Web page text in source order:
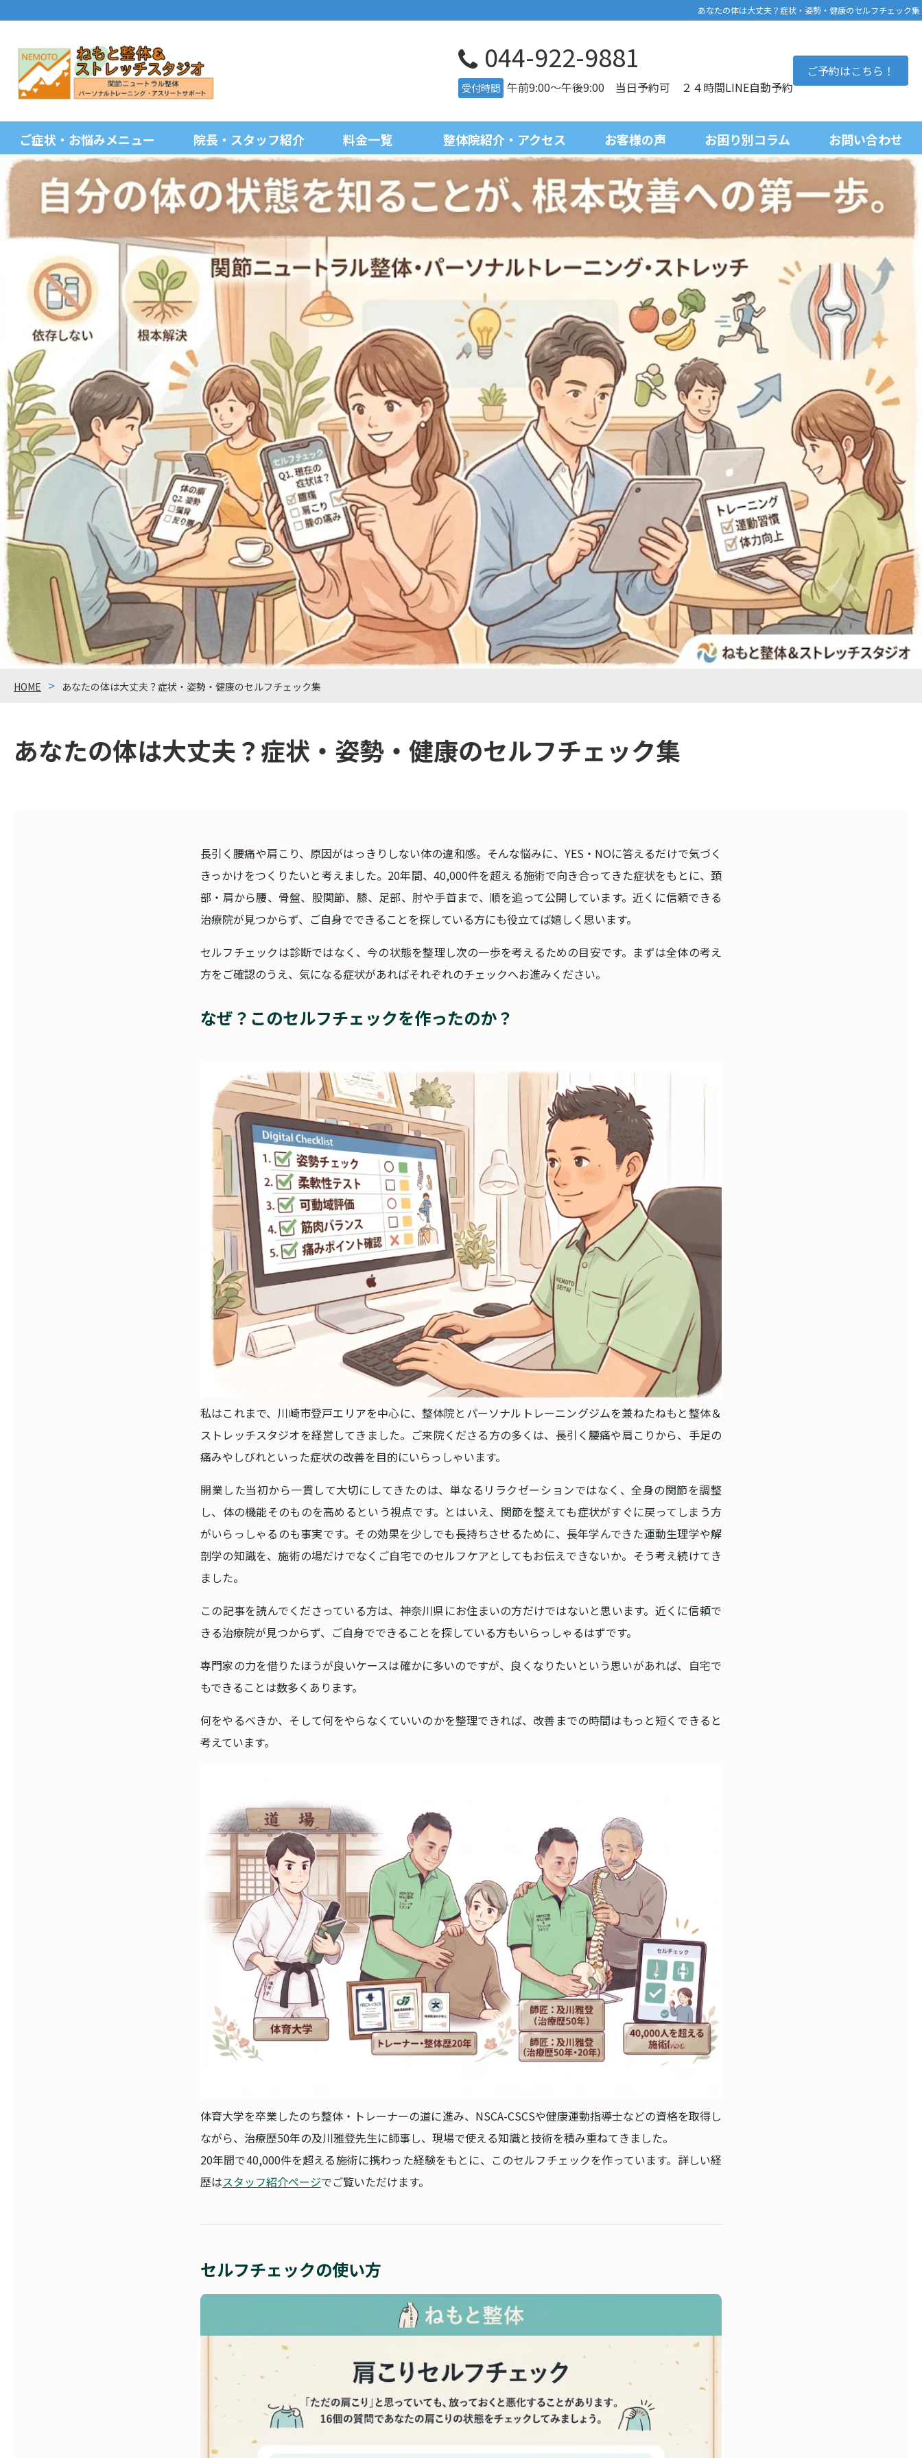
あなたの体は大丈夫？症状・姿勢・健康のセルフチェック集
044-922-9881
受付時間 午前9:00～午後9:00 当日予約可 ２４時間LINE自動予約
ご予約はこちら！
ご症状・お悩みメニュー 院長・スタッフ紹介 料金一覧 整体院紹介・アクセス お客様の声 お困り別コラム お問い合わせ
あなたの体は大丈夫？症状・姿勢・健康のセルフチェック集
HOME あなたの体は大丈夫？症状・姿勢・健康のセルフチェック集
長引く腰痛や肩こり、原因がはっきりしない体の違和感。そんな悩みに、YES・NOに答えるだけで気づく
きっかけをつくりたいと考えました。20年間、40,000件を超える施術で向き合ってきた症状をもとに、頚
部・肩から腰、骨盤、股関節、膝、足部、肘や手首まで、順を追って公開しています。近くに信頼できる
治療院が見つからず、ご自身でできることを探している方にも役立てば嬉しく思います。
セルフチェックは診断ではなく、今の状態を整理し次の一歩を考えるための目安です。まずは全体の考え
方をご確認のうえ、気になる症状があればそれぞれのチェックへお進みください。
なぜ？このセルフチェックを作ったのか？
私はこれまで、川崎市登戸エリアを中心に、整体院とパーソナルトレーニングジムを兼ねたねもと整体＆
ストレッチスタジオを経営してきました。ご来院くださる方の多くは、長引く腰痛や肩こりから、手足の
痛みやしびれといった症状の改善を目的にいらっしゃいます。
開業した当初から一貫して大切にしてきたのは、単なるリラクゼーションではなく、全身の関節を調整
し、体の機能そのものを高めるという視点です。とはいえ、関節を整えても症状がすぐに戻ってしまう方
がいらっしゃるのも事実です。その効果を少しでも長持ちさせるために、長年学んできた運動生理学や解
剖学の知識を、施術の場だけでなくご自宅でのセルフケアとしてもお伝えできないか。そう考え続けてき
ました。
この記事を読んでくださっている方は、神奈川県にお住まいの方だけではないと思います。近くに信頼で
きる治療院が見つからず、ご自身でできることを探している方もいらっしゃるはずです。
専門家の力を借りたほうが良いケースは確かに多いのですが、良くなりたいという思いがあれば、自宅で
もできることは数多くあります。
何をやるべきか、そして何をやらなくていいのかを整理できれば、改善までの時間はもっと短くできると
考えています。
体育大学を卒業したのち整体・トレーナーの道に進み、NSCA-CSCSや健康運動指導士などの資格を取得し
ながら、治療歴50年の及川雅登先生に師事し、現場で使える知識と技術を積み重ねてきました。
20年間で40,000件を超える施術に携わった経験をもとに、このセルフチェックを作っています。詳しい経
歴はスタッフ紹介ページでご覧いただけます。
セルフチェックの使い方